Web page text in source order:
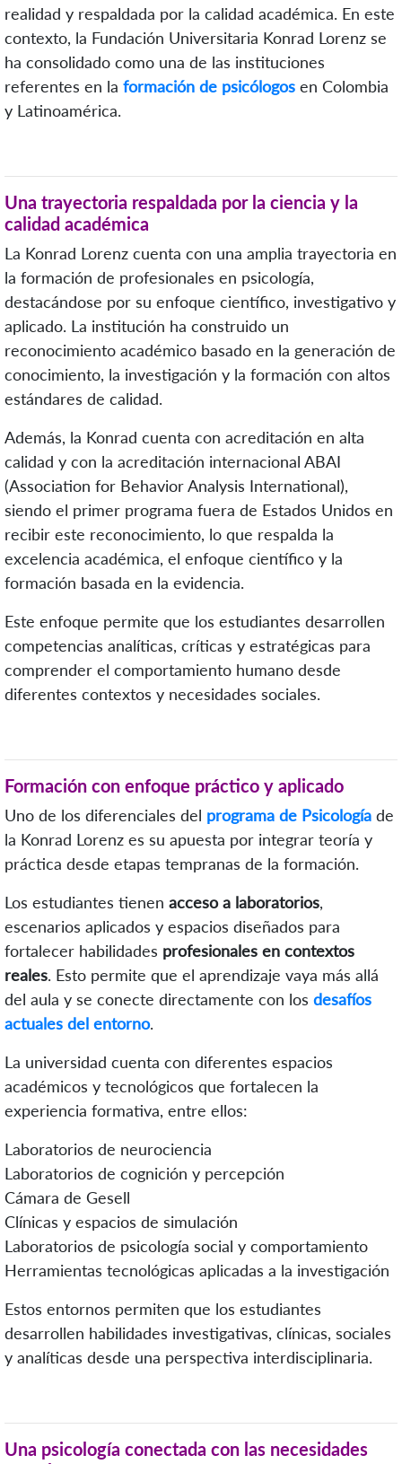
realidad y respaldada por la calidad académica. En este
contexto, la Fundación Universitaria Konrad Lorenz se
ha consolidado como una de las instituciones
referentes en la formación de psicólogos en Colombia
y Latinoamérica.
Una trayectoria respaldada por la ciencia y la
calidad académica
La Konrad Lorenz cuenta con una amplia trayectoria en
la formación de profesionales en psicología,
destacándose por su enfoque científico, investigativo y
aplicado. La institución ha construido un
reconocimiento académico basado en la generación de
conocimiento, la investigación y la formación con altos
estándares de calidad.
Además, la Konrad cuenta con acreditación en alta
calidad y con la acreditación internacional ABAI
(Association for Behavior Analysis International),
siendo el primer programa fuera de Estados Unidos en
recibir este reconocimiento, lo que respalda la
excelencia académica, el enfoque científico y la
formación basada en la evidencia.
Este enfoque permite que los estudiantes desarrollen
competencias analíticas, críticas y estratégicas para
comprender el comportamiento humano desde
diferentes contextos y necesidades sociales.
Formación con enfoque práctico y aplicado
Uno de los diferenciales del programa de Psicología de
la Konrad Lorenz es su apuesta por integrar teoría y
práctica desde etapas tempranas de la formación.
Los estudiantes tienen acceso a laboratorios,
escenarios aplicados y espacios diseñados para
fortalecer habilidades profesionales en contextos
reales. Esto permite que el aprendizaje vaya más allá
del aula y se conecte directamente con los desafíos
actuales del entorno.
La universidad cuenta con diferentes espacios
académicos y tecnológicos que fortalecen la
experiencia formativa, entre ellos:
Laboratorios de neurociencia
Laboratorios de cognición y percepción
Cámara de Gesell
Clínicas y espacios de simulación
Laboratorios de psicología social y comportamiento
Herramientas tecnológicas aplicadas a la investigación
Estos entornos permiten que los estudiantes
desarrollen habilidades investigativas, clínicas, sociales
y analíticas desde una perspectiva interdisciplinaria.
Una psicología conectada con las necesidades